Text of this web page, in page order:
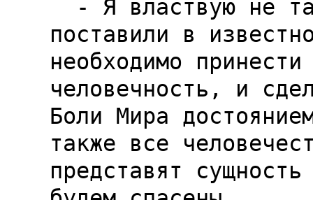
поставили в
необходимо
человечность, и
Боли Мира
также все
представят